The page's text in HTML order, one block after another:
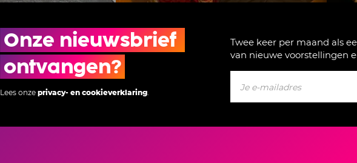
Onze nieuwsbrief
ontvangen?
Lees onze privacy- en cookieverklaring.
Twee keer per maand als
van nieuwe voorstellingen